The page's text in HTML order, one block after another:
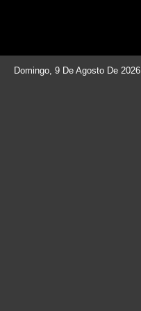
Domingo, 9 De Agosto De 2026